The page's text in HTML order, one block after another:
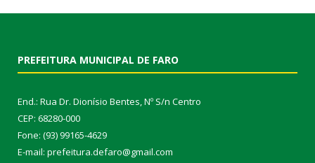
PREFEITURA MUNICIPAL DE FARO
End.: Rua Dr. Dionísio Bentes, Nº S/n Centro
CEP: 68280-000
Fone: (93) 99165-4629
E-mail: prefeitura.defaro@gmail.com